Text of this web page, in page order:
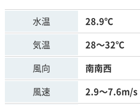
水温
28.9℃
気温
28～32℃
風向
南南西
風速
2.9～7.6m/s